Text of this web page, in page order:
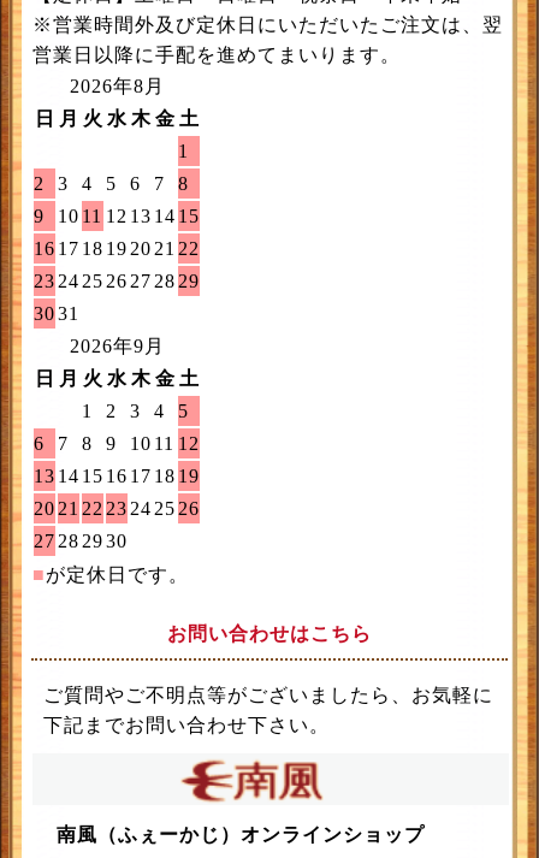
※営業時間外及び定休日にいただいたご注文は、翌
営業日以降に手配を進めてまいります。
2026年8月
日
月 火 水 木金 土
1
2
3 4 5 6 7
8
9
10 11 12 13 14 15
16 17 18 19 20 21 22
23 24 25 26 27 28 29
3031
2026年9月
日
月 火 水 木金 土
1
2 3 4
5
6
7 8 9 10 11 12
13 14 15 16 17 18 19
20 21 22 23 24 25 26
27 28 2930
■が定休日です。
お問い合わせはこちら
ご質問やご不明点等がございましたら、お気軽に
下記までお問い合わせ下さい。
南風（ふぇーかじ）オンラインショップ